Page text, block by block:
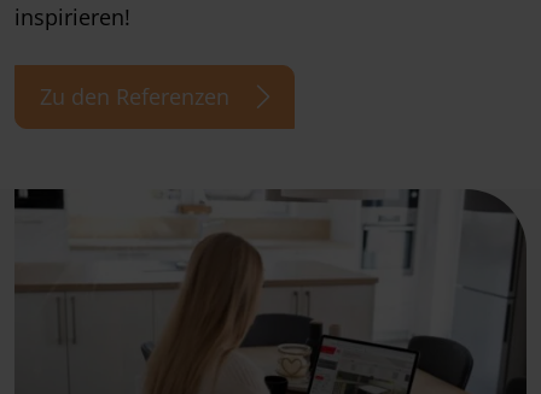
inspirieren!
Zu den Referenzen